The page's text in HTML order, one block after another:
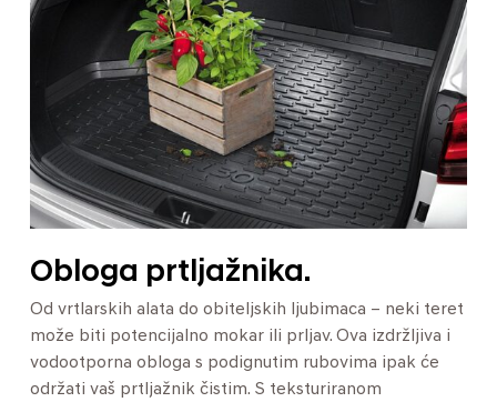
Obloga prtljažnika.
Od vrtlarskih alata do obiteljskih ljubimaca – neki teret
može biti potencijalno mokar ili prljav. Ova izdržljiva i
vodootporna obloga s podignutim rubovima ipak će
održati vaš prtljažnik čistim. S teksturiranom